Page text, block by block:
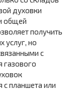
духовки
общей
получить
услуг, но
с
газового
планшета или